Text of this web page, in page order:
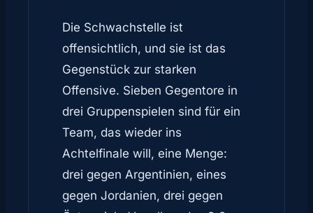
Die Schwachstelle ist
offensichtlich, und sie ist das
Gegenstück zur starken
Offensive. Sieben Gegentore in
drei Gruppenspielen sind für ein
Team, das wieder ins
Achtelfinale will, eine Menge:
drei gegen Argentinien, eines
gegen Jordanien, drei gegen